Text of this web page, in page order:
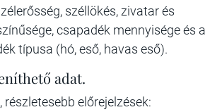
széllökés, zivatar és
csapadék mennyisége és a
típusa (hó, eső, havas eső).
adat.
előrejelzések: